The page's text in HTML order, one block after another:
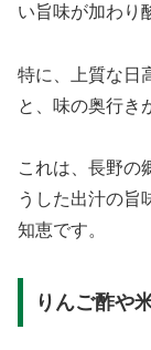
い旨味が加わり
特に、上質な日
と、味の奥行き
これは、長野の
うした出汁の旨
知恵です。
りんご酢や